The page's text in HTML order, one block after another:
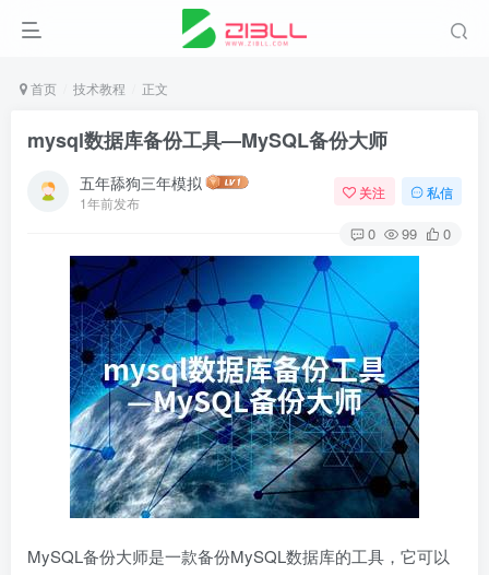
首页 技术教程 正文
mysql数据库备份工具—MySQL备份大师
五年舔狗三年模拟
1年前发布
关注 私信
0 99 0
MySQL备份大师是一款备份MySQL数据库的工具，它可以